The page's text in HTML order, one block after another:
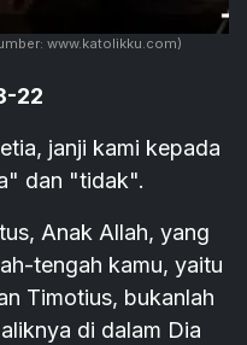
www.katolikku.com)
22
janji kami kepada
dan "tidak".
Anak Allah, yang
tengah kamu, yaitu
Timotius, bukanlah
di dalam Dia